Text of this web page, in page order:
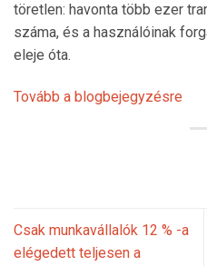
töretlen: havonta több ezer
száma, és a használóinak
eleje óta.
Tovább a blogbejegyzésre
Csak munkavállalók 12 % -a
elégedett teljesen a